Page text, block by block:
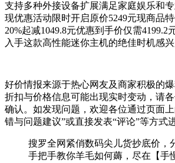
支持多种外接设备扩展满足家庭娱乐和
现优惠活动限时开启原价5249元现商品
20%起减1049.8元优惠到手价仅需4199.2
入手这款高性能迷你主机的绝佳时机感
好价情报来源于热心网友及商家积极的
折扣与价格信息可能出现实时变动，请
确认。如发现问题，欢迎各位通过页面上
错与问题建议”或直接发表“评论”等方式
搜罗全网紧俏数码尖儿货抄底价，
手把手教你羊毛如何薅，尽在【手